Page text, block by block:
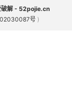
破解 - 52pojie.cn
号 )